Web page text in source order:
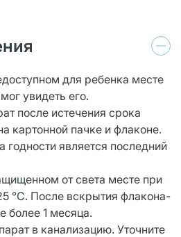
для ребенка месте
увидеть его.
после истечения срока
картонной пачке и флаконе.
годности является последний
от света месте при
°С. После вскрытия флакона-
более 1 месяца.
в канализацию. Уточните